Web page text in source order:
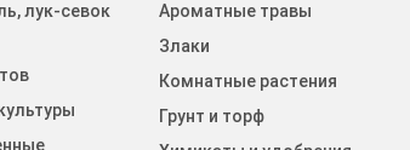
лук-севок
Ароматные травы
Злаки
Комнатные растения
Грунт и торф